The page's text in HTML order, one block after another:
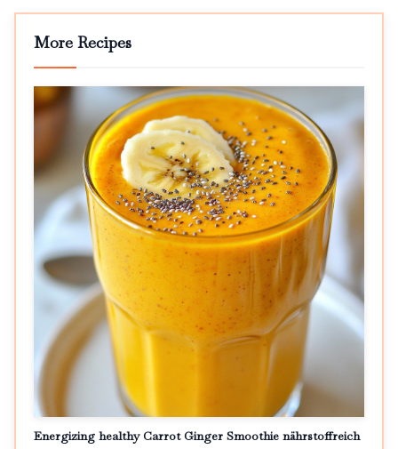
More Recipes
Energizing healthy Carrot Ginger Smoothie nährstoffreich